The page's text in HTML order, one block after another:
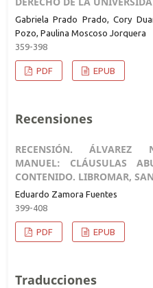
Gabriela Prado Prado, Cory
Pozo, Paulina Moscoso Jorquera
359-398
PDF EPUB
Recensiones
RECENSIÓN. ÁLVAREZ
MANUEL: CLÁUSULAS
CONTENIDO. LIBROMAR,
Eduardo Zamora Fuentes
399-408
PDF EPUB
Traducciones